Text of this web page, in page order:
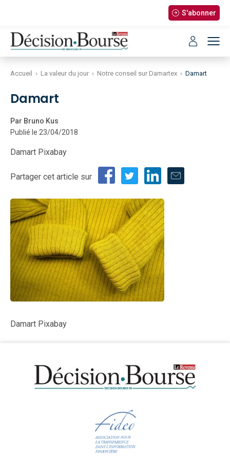
S'abonner
Accueil › La valeur du jour › Notre conseil sur Damartex › Damart
Damart
Par Bruno Kus
Publié le 23/04/2018
Damart Pixabay
Partager cet article sur
Damart Pixabay